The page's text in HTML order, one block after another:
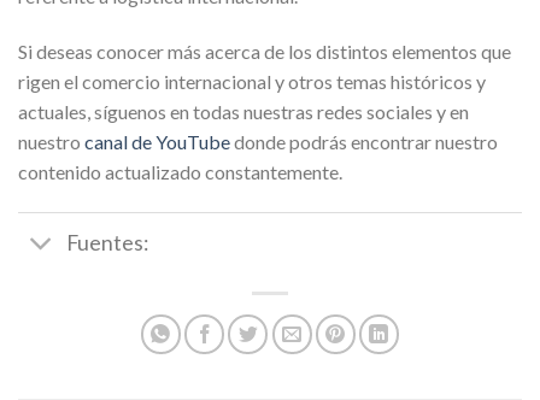
Si deseas conocer más acerca de los distintos elementos que
rigen el comercio internacional y otros temas históricos y
actuales, síguenos en todas nuestras redes sociales y en
nuestro canal de YouTubedonde podrás encontrar nuestro
contenido actualizado constantemente.
Fuentes: